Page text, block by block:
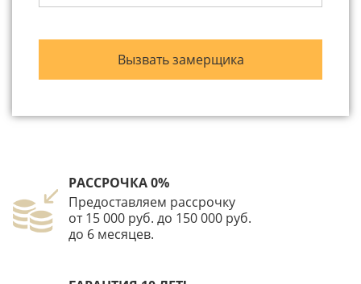
РАССРОЧКА 0%
Предоставляем рассрочку
от 15 000 руб. до 150 000 руб.
до 6 месяцев.